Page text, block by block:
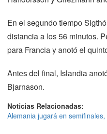
En el segundo tiempo
distancia a los 56 minutos.
para Francia y anotó el
Antes del final, Islandia
Bjarnason.
Noticias Relacionadas:
Alemania jugará en